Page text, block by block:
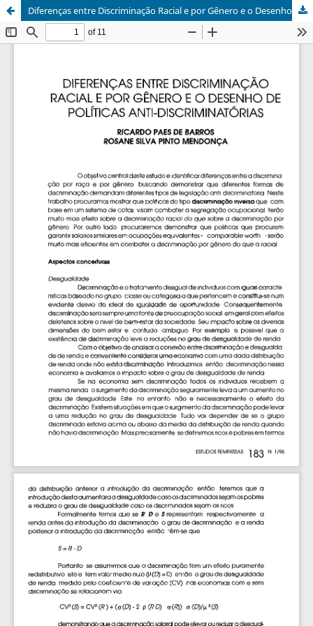
Diferenças entre Discriminação Racial e por Gênero e o Desenho de Politicas Anti-Discriminatorias